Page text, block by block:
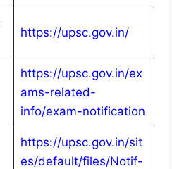
https://upsc.gov.in/
https://upsc.gov.in/ex
ams-related-
info/exam-notification
https://upsc.gov.in/sit
es/default/files/Notif-